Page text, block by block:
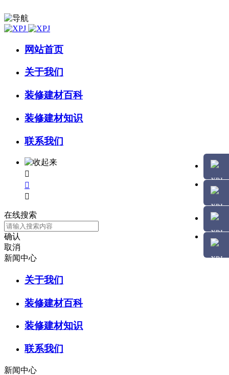
网站首页
关于我们
装修建材百科
装修建材知识
联系我们



在线搜索
确认
取消
新闻中心
关于我们
装修建材百科
装修建材知识
联系我们
新闻中心